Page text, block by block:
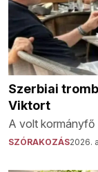
Szerbiai
Viktort
A volt
SZÓRAKOZÁS2026.